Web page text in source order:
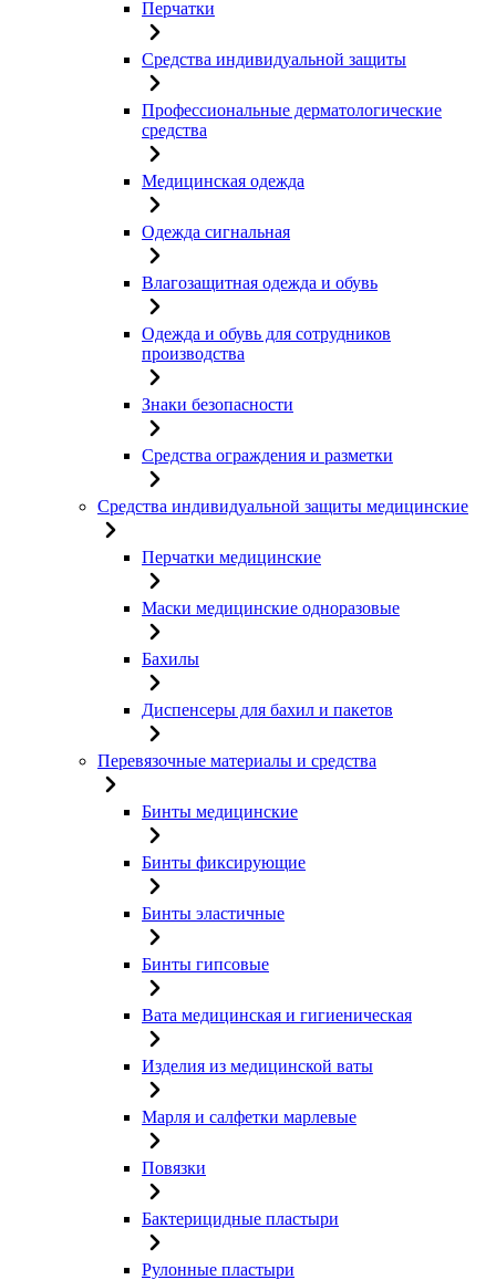
Перчатки
Средства индивидуальной защиты
Профессиональные дерматологические
средства
Медицинская одежда
Одежда сигнальная
Влагозащитная одежда и обувь
Одежда и обувь для сотрудников
производства
Знаки безопасности
Средства ограждения и разметки
Средства индивидуальной защиты медицинские
Перчатки медицинские
Маски медицинские одноразовые
Бахилы
Диспенсеры для бахил и пакетов
Перевязочные материалы и средства
Бинты медицинские
Бинты фиксирующие
Бинты эластичные
Бинты гипсовые
Вата медицинская и гигиеническая
Изделия из медицинской ваты
Марля и салфетки марлевые
Повязки
Бактерицидные пластыри
Рулонные пластыри